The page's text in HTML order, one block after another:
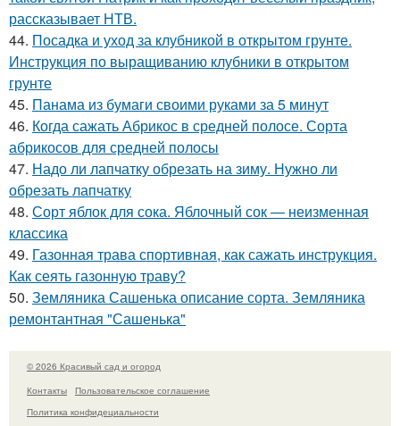
рассказывает НТВ.
44. Посадка и уход за клубникой в открытом грунте.
Инструкция по выращиванию клубники в открытом
грунте
45. Панама из бумаги своими руками за 5 минут
46. Когда сажать Абрикос в средней полосе. Сорта
абрикосов для средней полосы
47. Надо ли лапчатку обрезать на зиму. Нужно ли
обрезать лапчатку
48. Сорт яблок для сока. Яблочный сок — неизменная
классика
49. Газонная трава спортивная, как сажать инструкция.
Как сеять газонную траву?
50. Земляника Сашенька описание сорта. Земляника
ремонтантная "Сашенька"
© 2026 Красивый сад и огород
Контакты
Пользовательское соглашение
Политика конфидециальности